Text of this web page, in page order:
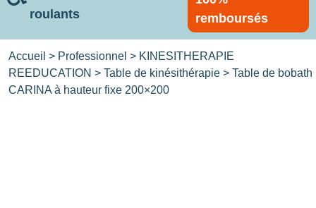
roulants
remboursés
Accueil > Professionnel > KINESITHERAPIE
REEDUCATION > Table de kinésithérapie > Table de bobath
CARINA à hauteur fixe 200×200